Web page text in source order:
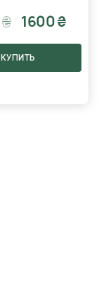
₴ 1600 ₴
КУПИТЬ